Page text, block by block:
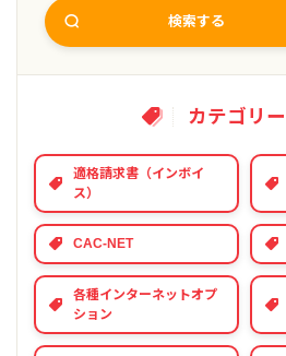
検索する
カテゴリー
適格請求書（インボイ
ス）
CAC-NET
各種インターネットオプ
ション